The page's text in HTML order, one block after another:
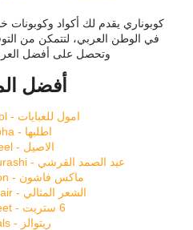
كوبوناري يقدم لك أكواد
في الوطن العربي، لتتمكن من
وتحصل على أفضل
أفضل
امول للعبايات - Abaya Amol
اطلبها - Atlobha
الاصيل - Al Aseel
عبد الصمد القرشي - Abdul Samad Al-Qurashi
ماكس فاشون - Max Fashion
الشعر المثالي - The Ideal Hair
6 ستريت - 6th Street
ريتوالز - Rituals